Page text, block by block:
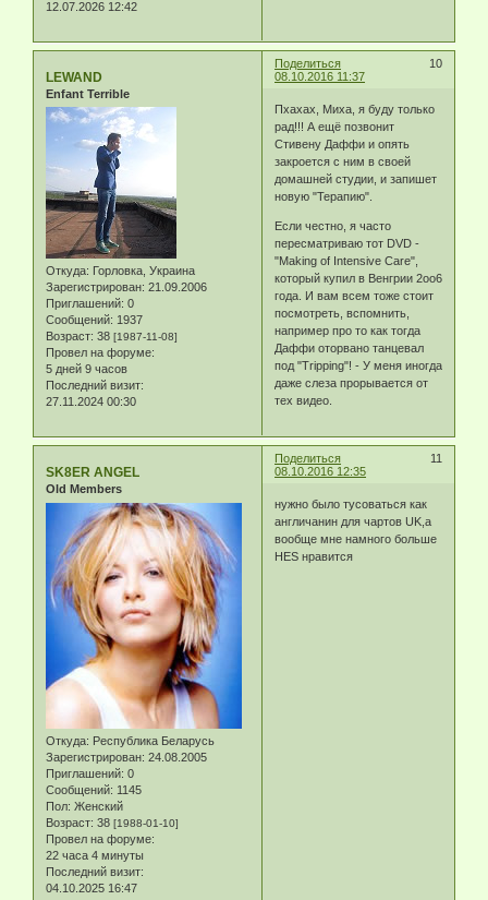
12.07.2026 12:42
Поделиться
10
08.10.2016 11:37
LEWAND
Enfant Terrible
Откуда: Горловка, Украина
Зарегистрирован: 21.09.2006
Приглашений: 0
Сообщений: 1937
Возраст: 38 [1987-11-08]
Провел на форуме:
5 дней 9 часов
Последний визит:
27.11.2024 00:30
Пхахах, Миха, я буду только
рад!!! А ещё позвонит
Стивену Даффи и опять
закроется с ним в своей
домашней студии, и запишет
новую "Терапию".
Если честно, я часто
пересматриваю тот DVD -
"Making of Intensive Care",
который купил в Венгрии 2оо6
года. И вам всем тоже стоит
посмотреть, вспомнить,
например про то как тогда
Даффи оторвано танцевал
под "Tripping"! - У меня иногда
даже слеза прорывается от
тех видео.
Поделиться
11
08.10.2016 12:35
SK8ER ANGEL
Old Members
Откуда: Республика Беларусь
Зарегистрирован: 24.08.2005
Приглашений: 0
Сообщений: 1145
Пол: Женский
Возраст: 38 [1988-01-10]
Провел на форуме:
22 часа 4 минуты
Последний визит:
04.10.2025 16:47
нужно было тусоваться как
англичанин для чартов UK,а
вообще мне намного больше
HES нравится